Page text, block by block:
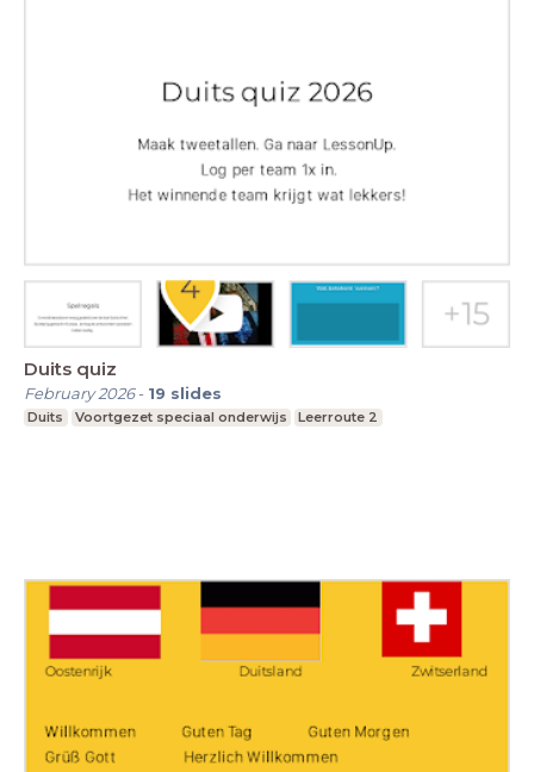
Duits quiz
February 2026- 19 slides
Duits Voortgezet speciaal onderwijs Leerroute 2